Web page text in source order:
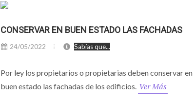
CONSERVAR EN BUEN ESTADO LAS FACHADAS
24/05/2022 Sabías que...
Por ley los propietarios o propietarias deben conservar en
buen estado las fachadas de los edificios. Ver Más